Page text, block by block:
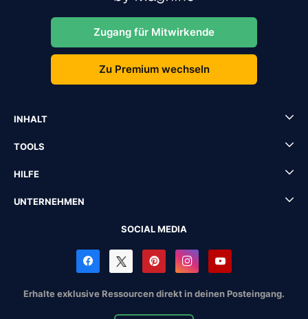
Zugang für Mitwirkende
Zu Premium wechseln
INHALT
TOOLS
HILFE
UNTERNEHMEN
SOCIAL MEDIA
Erhalte exklusive Ressourcen direkt in deinen Posteingang.